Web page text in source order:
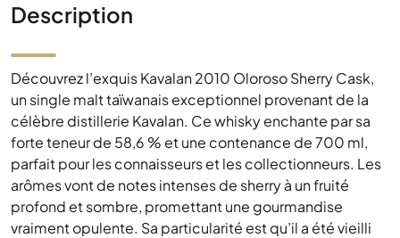
Description
Découvrez l’exquis Kavalan 2010 Oloroso Sherry Cask,
un single malt taïwanais exceptionnel provenant de la
célèbre distillerie Kavalan. Ce whisky enchante par sa
forte teneur de 58,6 % et une contenance de 700 ml,
parfait pour les connaisseurs et les collectionneurs. Les
arômes vont de notes intenses de sherry à un fruité
profond et sombre, promettant une gourmandise
vraiment opulente. Sa particularité est qu’il a été vieilli